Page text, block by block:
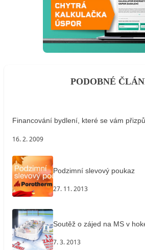
PODOBNÉ
Financování bydlení, které se vám
16. 2. 2009
Podzimní slevový poukaz
27. 11. 2013
Soutěž o zájed na MS v
7. 3. 2013